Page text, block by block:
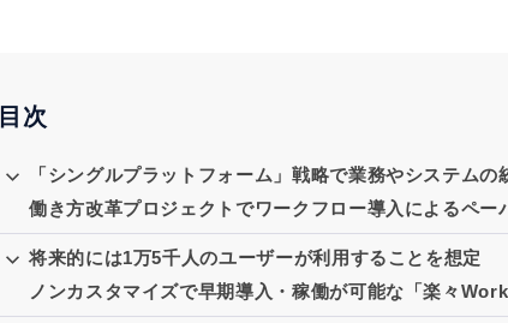
目次
「シングルプラットフォーム」戦略で業務やシステムの
働き方改革プロジェクトでワークフロー導入によるペー
将来的には1万5千人のユーザーが利用することを想定
ノンカスタマイズで早期導入・稼働が可能な「楽々